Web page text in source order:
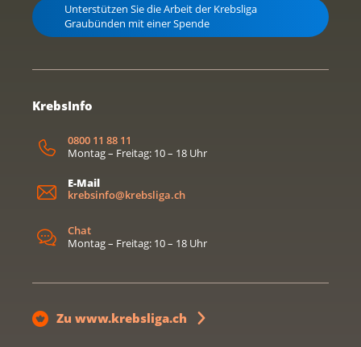
Unterstützen Sie die Arbeit der Krebsliga
Graubünden mit einer Spende
KrebsInfo
0800 11 88 11
Montag – Freitag: 10 – 18 Uhr
E-Mail
krebsinfo@krebsliga.ch
Chat
Montag – Freitag: 10 – 18 Uhr
Zu www.krebsliga.ch